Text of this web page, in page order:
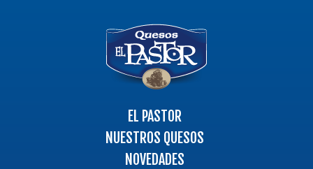
EL PASTOR
NUESTROS QUESOS
NOVEDADES